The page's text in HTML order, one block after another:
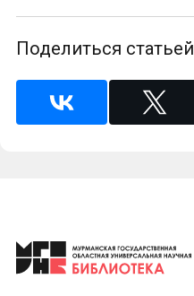
Поделиться статьей